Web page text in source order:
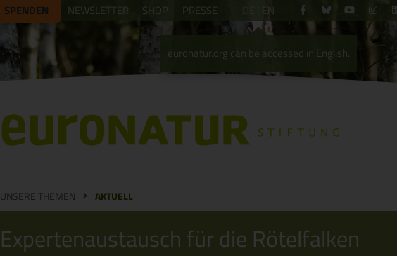
SPENDEN NEWSLETTER SHOP PRESSE
euronatur.org can be accessed in English.
EN
UNSERE THEMEN AKTUELL
Expertenaustausch für die Rötelfalken